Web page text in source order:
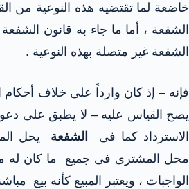
خاضعة لما تقتضيه هذه النوعية من
الشفعة ، أما ما جاء به قانون
الشفعة غير متصلة بهذه النوعية .
فإنه – إذ كان وارداً على خلاف أحكام
يصح القياس عليه – لا يطبق على
الاسترداد كما فى
الشفعة يحل
محل المشترى فى جميع ما كان له
الواجبات ، ويعتبر المبيع كأنه بيع